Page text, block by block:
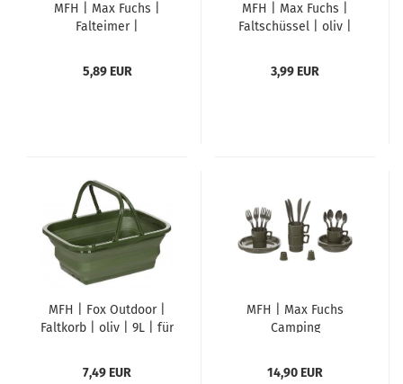
MFH | Max Fuchs |
Falteimer |
5,89 EUR
MFH | Max Fuchs |
Faltschüssel | oliv |
3,99 EUR
MFH | Fox Outdoor |
Faltkorb | oliv | 9L | für
7,49 EUR
MFH | Max Fuchs
Camping
14,90 EUR